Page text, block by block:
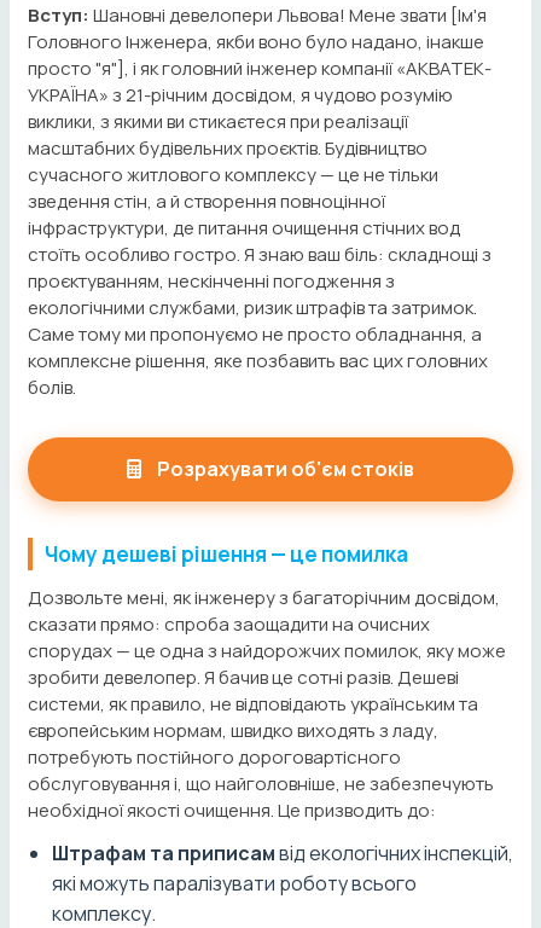
Вступ: Шановні девелопери Львова! Мене звати [Ім'я
Головного Інженера, якби воно було надано, інакше
просто "я"], і як головний інженер компанії «АКВАТЕК-
УКРАЇНА» з 21-річним досвідом, я чудово розумію
виклики, з якими ви стикаєтеся при реалізації
масштабних будівельних проєктів. Будівництво
сучасного житлового комплексу — це не тільки
зведення стін, а й створення повноцінної
інфраструктури, де питання очищення стічних вод
стоїть особливо гостро. Я знаю ваш біль: складнощі з
проєктуванням, нескінченні погодження з
екологічними службами, ризик штрафів та затримок.
Саме тому ми пропонуємо не просто обладнання, а
комплексне рішення, яке позбавить вас цих головних
болів.
Розрахувати об'єм стоків
Чому дешеві рішення — це помилка
Дозвольте мені, як інженеру з багаторічним досвідом,
сказати прямо: спроба заощадити на очисних
спорудах — це одна з найдорожчих помилок, яку може
зробити девелопер. Я бачив це сотні разів. Дешеві
системи, як правило, не відповідають українським та
європейським нормам, швидко виходять з ладу,
потребують постійного дороговартісного
обслуговування і, що найголовніше, не забезпечують
необхідної якості очищення. Це призводить до:
Штрафам та приписамвід екологічних інспекцій,
які можуть паралізувати роботу всього
комплексу.